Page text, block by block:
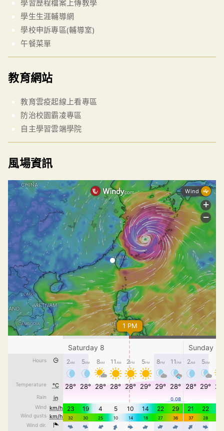
學習歷程檔案上傳教學
學生生涯輔導網
學校申訴專區(輔導室)
午餐菜單
教育網站
教育雲疫起線上看專區
防治校園霸凌專區
自主學習雲端學院
風場資訊